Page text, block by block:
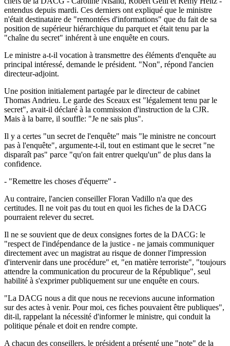
entendus depuis mardi. Ces derniers ont expliqué que le ministre
n'était destinataire de "remontées d'informations" que du fait de sa
position de supérieur hiérarchique du parquet et était tenu par la
"chaîne du secret" inhérent à une enquête en cours.
Le ministre a-t-il vocation à transmettre des éléments d'enquête au
principal intéressé, demande le président. "Non", répond l'ancien
directeur-adjoint.
Une position initialement partagée par le directeur de cabinet
Thomas Andrieu. Le garde des Sceaux est "légalement tenu par le
secret", avait-il déclaré à la commission d'instruction de la CJR.
Mais à la barre, il souffle: "Je ne sais plus".
Il y a certes "un secret de l'enquête" mais "le ministre ne concourt
pas à l'enquête", argumente-t-il, tout en estimant que le secret "ne
disparaît pas" parce "qu'on fait entrer quelqu'un" de plus dans la
confidence.
- "Remettre les choses d'équerre" -
Au contraire, l'ancien conseiller Floran Vadillo n'a que des
certitudes. Il ne voit pas du tout en quoi les fiches de la DACG
pourraient relever du secret.
Il ne se souvient que de deux consignes fortes de la DACG: le
"respect de l'indépendance de la justice - ne jamais communiquer
directement avec un magistrat au risque de donner l'impression
d'intervenir dans une procédure" et, "en matière terroriste", "toujours
attendre la communication du procureur de la République", seul
habilité à s'exprimer publiquement sur une enquête en cours.
"La DACG nous a dit que nous ne recevions aucune information
sur des actes à venir. Pour moi, ces fiches pouvaient être publiques",
dit-il, rappelant la nécessité d'informer le ministre, qui conduit la
politique pénale et doit en rendre compte.
A chacun des conseillers, le président a présenté une "note" de la